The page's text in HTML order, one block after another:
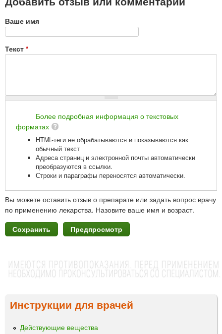
Ваше имя
Текст *
Более подробная информация о текстовых
форматах
HTML-теги не обрабатываются и показываются как
обычный текст
Адреса страниц и электронной почты автоматически
преобразуются в ссылки.
Строки и параграфы переносятся автоматически.
Вы можете оставить отзыв о препарате или задать вопрос врачу
по применению лекарства. Назовите ваше имя и возраст.
Инструкции для врачей
Действующие вещества